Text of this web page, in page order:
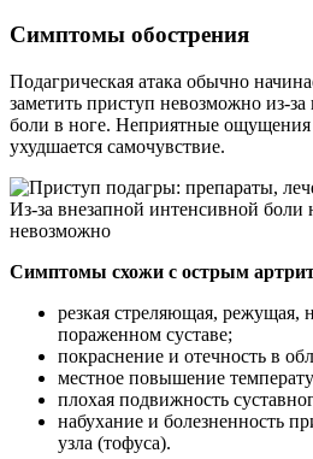
Симптомы обострения
Подагрическая атака обычно
заметить приступ невозможно из-
боли в ноге. Неприятные ощущения
ухудшается самочувствие.
Из-за внезапной интенсивной боли
невозможно
Симптомы схожи с острым
резкая стреляющая, режущая,
пораженном суставе;
покраснение и отечность в
местное повышение
плохая подвижность
набухание и болезненность
узла (тофуса).